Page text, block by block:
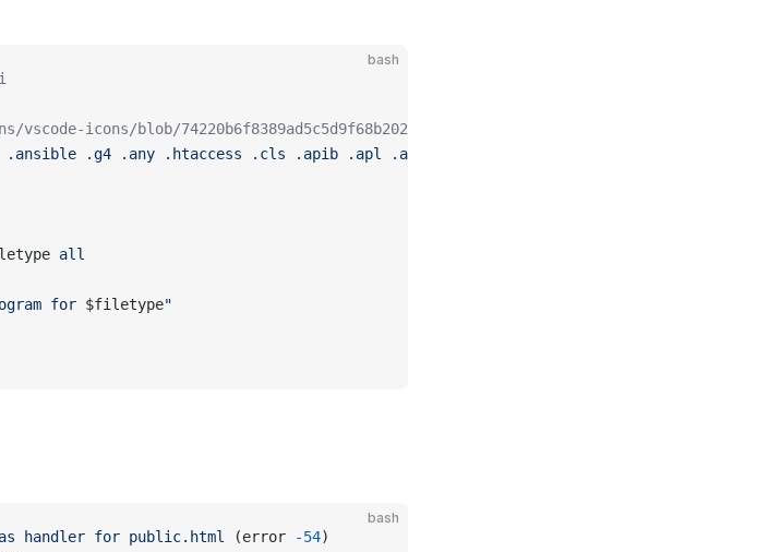
bash
icons/blob/74220b6f8389ad5c5d9f68b2029d91460de2b374/src/iconsManifest/
.ansible .g4 .any .htaccess .cls .apib .apl .applescript
all
for $filetype"
bash
handler for public.html (error -54)